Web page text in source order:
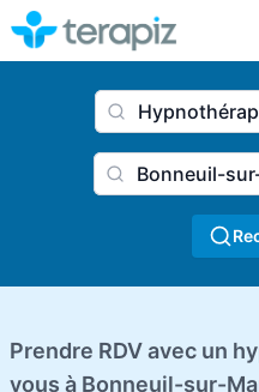
Prendre RDV avec un
vous à Bonneuil-sur-